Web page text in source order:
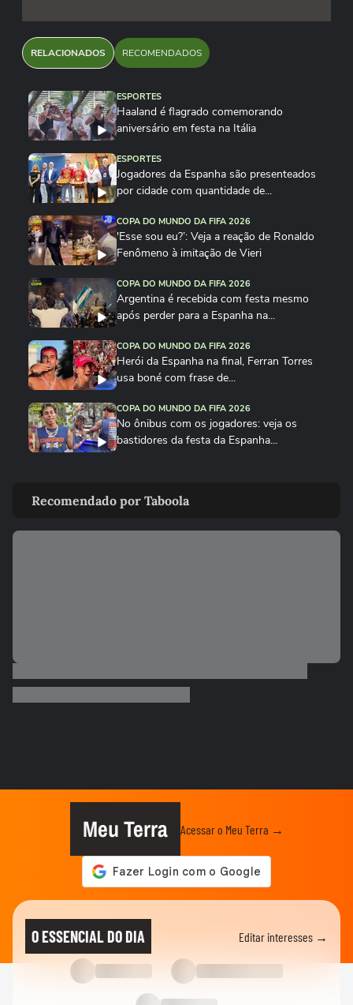
RELACIONADOS RECOMENDADOS
ESPORTES
Haaland é flagrado comemorando
aniversário em festa na Itália
ESPORTES
Jogadores da Espanha são presenteados
por cidade com quantidade de...
COPA DO MUNDO DA FIFA 2026
'Esse sou eu?’: Veja a reação de Ronaldo
Fenômeno à imitação de Vieri
COPA DO MUNDO DA FIFA 2026
Argentina é recebida com festa mesmo
após perder para a Espanha na...
COPA DO MUNDO DA FIFA 2026
Herói da Espanha na final, Ferran Torres
usa boné com frase de...
COPA DO MUNDO DA FIFA 2026
No ônibus com os jogadores: veja os
bastidores da festa da Espanha...
música viral criada por...
COPA DO MUNDO DA FIFA 2026
e 'lustra' taça da Copa...
Lamine Yamal manda recado a Paredes
após agressão a Gavi na final...
Adolescente morre após fonte desabar
durante comemoração do título...
COPA DO MUNDO DA FIFA 2026
Torcedores argentinos entram em
confronto com a PM no RJ após...
Recomendado por Taboola
Meu Terra Acessar o Meu Terra →
O ESSENCIAL DO DIA Editar interesses →